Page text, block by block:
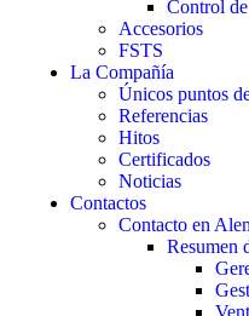
Control
Accesorios
FSTS
La Compañía
Únicos puntos
Referencias
Hitos
Certificados
Noticias
Contactos
Contacto en
Resumen